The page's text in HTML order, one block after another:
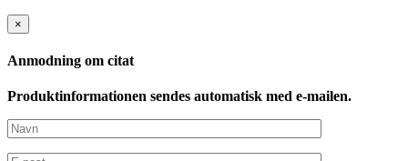
×
Anmodning om citat
Produktinformationen sendes automatisk med e-mailen.